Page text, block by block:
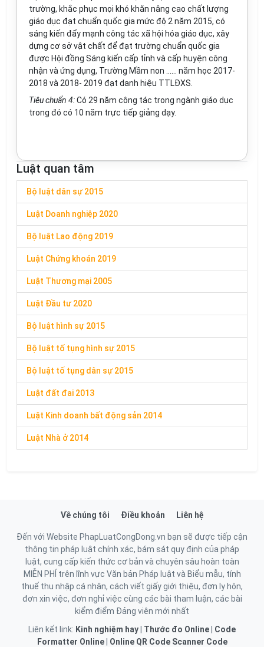
trường, khắc phục mọi khó khăn nâng cao chất lượng
giáo dục đạt chuẩn quốc gia mức độ 2 năm 2015, có
sáng kiến đẩy mạnh công tác xã hội hóa giáo dục, xây
dựng cơ sở vật chất để đạt trường chuẩn quốc gia
được Hội đồng Sáng kiến cấp tỉnh và cấp huyện công
nhận và ứng dụng, Trường Mầm non ...... năm học 2017-
2018 và 2018- 2019 đạt danh hiệu TTLĐXS.
Tiêu chuẩn 4:Có 29 năm công tác trong ngành giáo dục
trong đó có 10 năm trực tiếp giảng dạy.
Luật quan tâm
Bộ luật dân sự 2015
Luật Doanh nghiệp 2020
Bộ luật Lao động 2019
Luật Chứng khoán 2019
Luật Thương mại 2005
Luật Đầu tư 2020
Bộ luật hình sự 2015
Bộ luật tố tụng hình sự 2015
Bộ luật tố tụng dân sự 2015
Luật đất đai 2013
Luật Kinh doanh bất động sản 2014
Luật Nhà ở 2014
Về chúng tôi Điều khoản Liên hệ
Đến với Website PhapLuatCongDong.vn bạn sẽ được tiếp cận
thông tin pháp luật chính xác, bám sát quy định của pháp
luật, cung cấp kiến thức cơ bản và chuyên sâu hoàn toàn
MIỄN PHÍ trên lĩnh vực Văn bản Pháp luật và Biểu mẫu, tính
thuế thu nhập cá nhân, cách viết giấy giới thiệu, đơn ly hôn,
đơn xin việc, đơn nghỉ việc cùng các bài tham luận, các bài
kiểm điểm Đảng viên mới nhất
Liên kết link: Kinh nghiệm hay Thước đo Online
Code
Formatter Online| Online QR Code Scanner Code